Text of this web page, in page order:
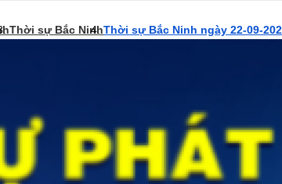
Thời sự Bắc NinhThời sự Bắc Ninh ngày 22-09-